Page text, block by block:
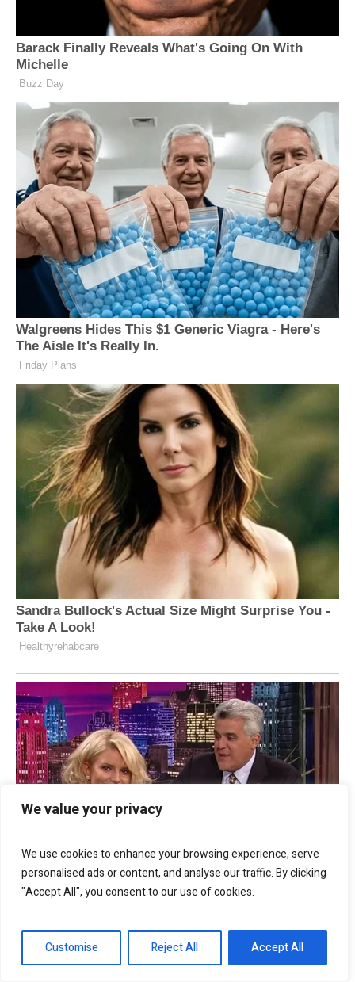
We value your privacy
We use cookies to enhance your browsing experience, serve
personalised ads or content, and analyse our traffic. By clicking
"Accept All", you consent to our use of cookies.
Customise Reject All Accept All